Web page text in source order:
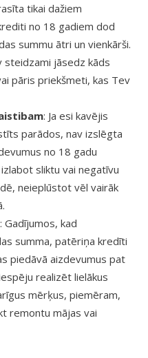
tikai dažiem
no 18 gadiem dod
summu ātri un vienkārši.
jāsedz kāds
pāris priekšmeti, kas Tev
: Ja esi kavējis
parādos, nav izslēgta
no 18 gadu
sliktu vai negatīvu
neieplūstot vēl vairāk
: Gadījumos, kad
summa, patēriņa kredīti
piedāvā aizdevumus pat
realizēt lielākus
mērķus, piemēram,
remontu mājas vai